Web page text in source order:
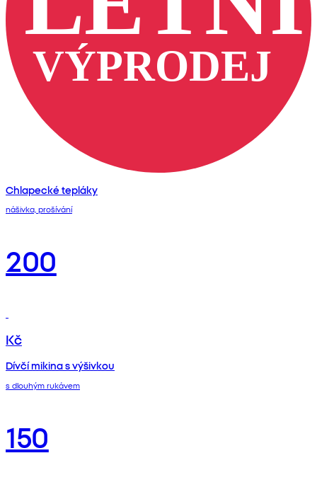
Chlapecké tepláky
nášivka, prošívání
200
Kč
Dívčí mikina s výšivkou
s dlouhým rukávem
150